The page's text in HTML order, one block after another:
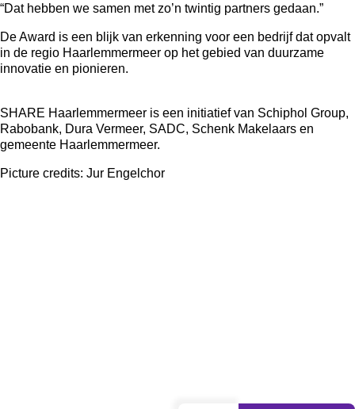
“Dat hebben we samen met zo’n twintig partners gedaan.”
De Award is een blijk van erkenning voor een bedrijf dat opvalt
in de regio Haarlemmermeer op het gebied van duurzame
innovatie en pionieren.
SHARE Haarlemmermeer is een initiatief van Schiphol Group,
Rabobank, Dura Vermeer, SADC, Schenk Makelaars en
gemeente Haarlemmermeer.
Picture credits: Jur Engelchor